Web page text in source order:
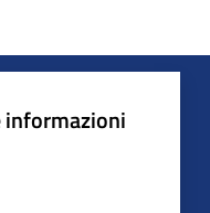
informazioni